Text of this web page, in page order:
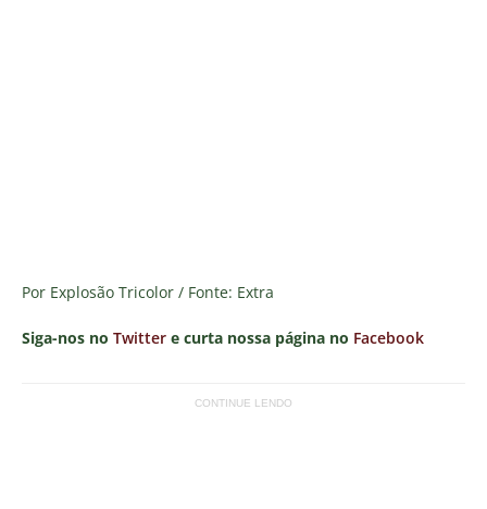
Por Explosão Tricolor / Fonte: Extra
Siga-nos no Twitter e curta nossa página no Facebook
CONTINUE LENDO